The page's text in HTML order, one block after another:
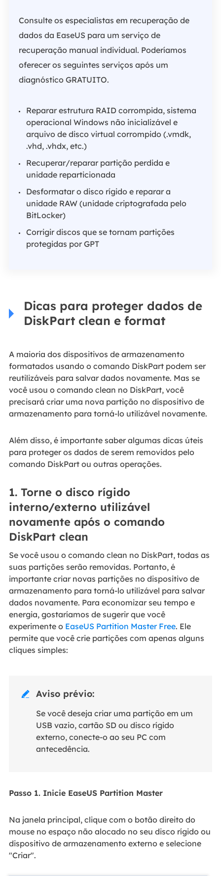
Consulte os especialistas em recuperação de
dados da EaseUS para um serviço de
recuperação manual individual. Poderíamos
oferecer os seguintes serviços após um
diagnóstico GRATUITO.
Reparar estrutura RAID corrompida, sistema
operacional Windows não inicializável e
arquivo de disco virtual corrompido (.vmdk,
.vhd, .vhdx, etc.)
Recuperar/reparar partição perdida e
unidade reparticionada
Desformatar o disco rígido e reparar a
unidade RAW (unidade criptografada pelo
BitLocker)
Corrigir discos que se tornam partições
protegidas por GPT
Dicas para proteger dados de
DiskPart clean e format
A maioria dos dispositivos de armazenamento
formatados usando o comando DiskPart podem ser
reutilizáveis para salvar dados novamente. Mas se
você usou o comando clean no DiskPart, você
precisará criar uma nova partição no dispositivo de
armazenamento para torná-lo utilizável novamente.
Além disso, é importante saber algumas dicas úteis
para proteger os dados de serem removidos pelo
comando DiskPart ou outras operações.
1. Torne o disco rígido
interno/externo utilizável
novamente após o comando
DiskPart clean
Se você usou o comando clean no DiskPart, todas as
suas partições serão removidas. Portanto, é
importante criar novas partições no dispositivo de
armazenamento para torná-lo utilizável para salvar
dados novamente. Para economizar seu tempo e
energia, gostaríamos de sugerir que você
experimente o EaseUS Partition Master Free. Ele
permite que você crie partições com apenas alguns
cliques simples:
 Aviso prévio:
Se você deseja criar uma partição em um
USB vazio, cartão SD ou disco rígido
externo, conecte-o ao seu PC com
antecedência.
Passo 1. Inicie EaseUS Partition Master
Na janela principal, clique com o botão direito do
mouse no espaço não alocado no seu disco rígido ou
dispositivo de armazenamento externo e selecione
"Criar".